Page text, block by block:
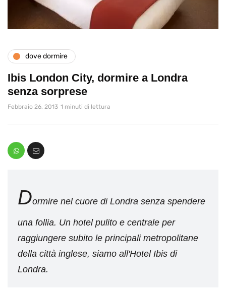
dove dormire
Ibis London City, dormire a Londra
senza sorprese
Febbraio 26, 2013 1 minuti di lettura
Dormire nel cuore di Londra senza spendere
una follia. Un hotel pulito e centrale per
raggiungere subito le principali metropolitane
della città inglese, siamo all'Hotel Ibis di
Londra.